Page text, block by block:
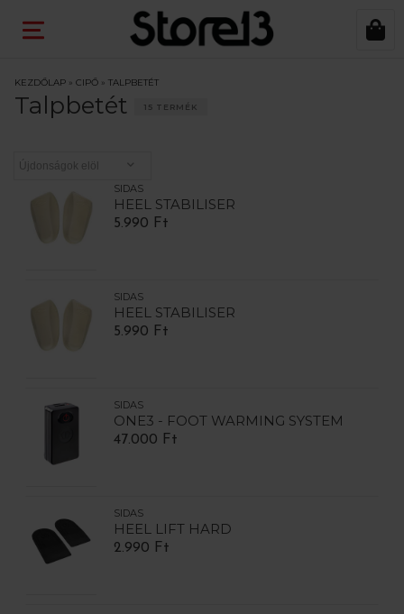
KEZDŐLAP » CIPŐ » TALPBETÉT
Talpbetét 15 TERMÉK
SIDAS
HEEL STABILISER
5.990 Ft
SIDAS
HEEL STABILISER
5.990 Ft
SIDAS
ONE3 - FOOT WARMING SYSTEM
47.000 Ft
SIDAS
HEEL LIFT HARD
2.990 Ft